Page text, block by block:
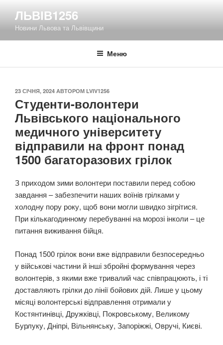
вмісту
ЛЬВІВ1256
Новини Львова та Львівщини
Меню
ОПУБЛІКОВАНО
23 СІЧНЯ, 2024 АВТОРОМ LVIV1256
Студенти-волонтери
Львівського національного
медичного університету
відправили на фронт понад
1500 багаторазових грілок
З приходом зими волонтери поставили перед собою
завдання – забезпечити наших воїнів грілками у
холодну пору року, щоб вони могли швидко зігрітися.
При кількагодинному перебуванні на морозі інколи – це
питання виживання бійця.
Понад 1500 грілок вони вже відправили безпосередньо
у військові частини й інші збройні формування через
волонтерів, з якими вже тривалий час співпрацюють, і ті
доставляють грілки до лінії бойових дій. Лише у цьому
місяці волонтерські відправлення отримали у
Костянтинівці, Дружківці, Покровському, Великому
Бурлуку, Дніпрі, Вільнянську, Запоріжжі, Овручі, Києві.